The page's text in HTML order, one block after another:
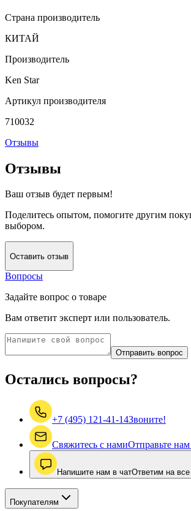
Страна производитель
КИТАЙ
Производитель
Ken Star
Артикул производителя
710032
Отзывы
Отзывы
Ваш отзыв будет первым!
Поделитесь опытом, помогите другим
выбором.
Оставить отзыв
Вопросы
Задайте вопрос о товаре
Вам ответит эксперт или пользователь.
Отправить вопрос
Остались вопросы?
+7 (495) 121-41-14Звоните!
Свяжитесь с намиОтправьте
Напишите нам в чатОтветим на
Покупателям